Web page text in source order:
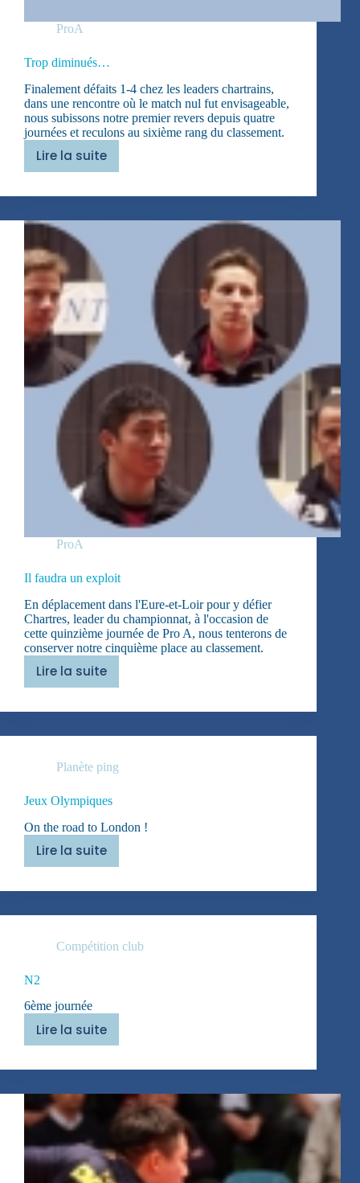
ProA
Trop diminués…
Finalement défaits 1-4 chez les leaders chartrains,
dans une rencontre où le match nul fut envisageable,
nous subissons notre premier revers depuis quatre
journées et reculons au sixième rang du classement.
Lire la suite
Trop
ProA
Il faudra un exploit
En déplacement dans l'Eure-et-Loir pour y défier
Chartres, leader du championnat, à l'occasion de
cette quinzième journée de Pro A, nous tenterons de
conserver notre cinquième place au classement.
Lire la suite
Il
un
exploit
Planète ping
Jeux Olympiques
On the road to London !
Lire la suite
Jeux
Compétition club
N2
6ème journée
Lire la suite
N2